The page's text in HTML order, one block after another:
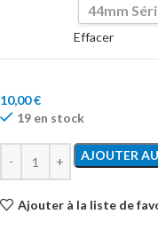
44mm
Effacer
10,00€
19 en stock
AJOUTER
Ajouter à la liste de